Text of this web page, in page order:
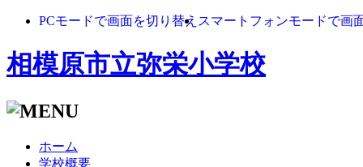
PCモードで画面を切り替え スマートフォンモードで画
相模原市立弥栄小学校
ホーム
学校概要